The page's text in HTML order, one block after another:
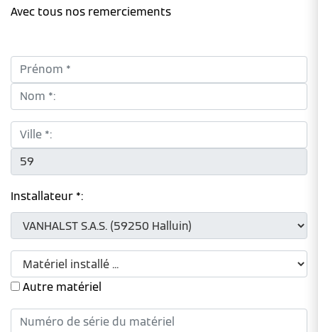
Avec tous nos remerciements
Prénom *:
Nom *:
Ville *:
CP *:
Installateur *:
Autre matériel